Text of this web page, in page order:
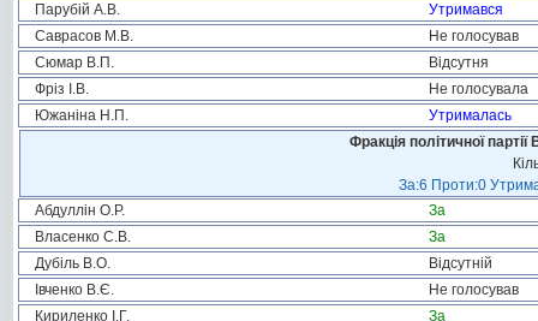
Парубій А.В.
Утримався
Саврасов М.В.
Не голосував
Сюмар В.П.
Відсутня
Фріз І.В.
Не голосувала
Южаніна Н.П.
Утрималась
Фракція політичної
За:6 Проти:0
Абдуллін О.Р.
За
Власенко С.В.
За
Дубіль В.О.
Відсутній
Івченко В.Є.
Не голосував
Кириленко І.Г.
За